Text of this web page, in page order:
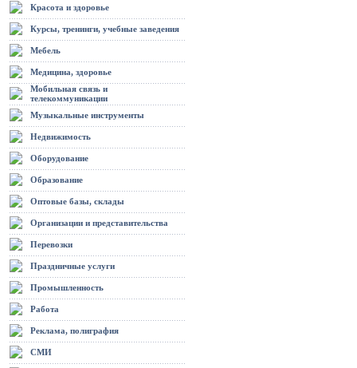
Красота и здоровье
Курсы, тренинги, учебные заведения
Мебель
Медицина, здоровье
Мобильная связь и
телекоммуникации
Музыкальные инструменты
Недвижимость
Оборудование
Образование
Оптовые базы, склады
Организации и представительства
Перевозки
Праздничные услуги
Промышленность
Работа
Реклама, полиграфия
СМИ